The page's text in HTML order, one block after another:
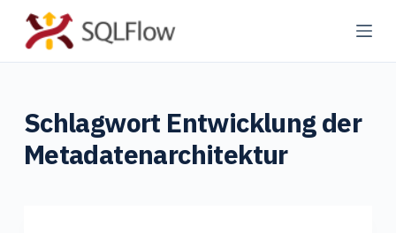
Z
u
Schlagwort Entwicklung der
Metadatenarchitektur